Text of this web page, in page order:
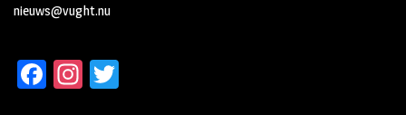
nieuws@vught.nu
Fa In